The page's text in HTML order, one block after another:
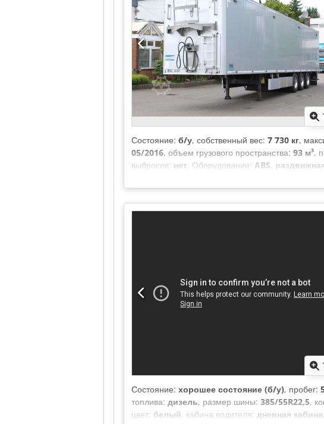
Состояние: б/у, собственный вес: 7 730 кг,
05/2016, объем грузового пространства: 93 м³,
выбросов: нет, Оборудование: ABS,
Состояние: хорошее состояние (б/у), пробег:
топлива: дизель, размер шины: 385/55R22,5,
цвет: белый, кабина водителя: дневная кабина